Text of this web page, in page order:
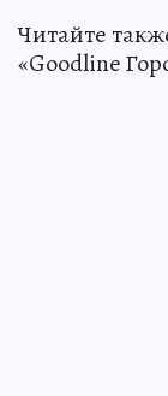
Читайте
«Goodline